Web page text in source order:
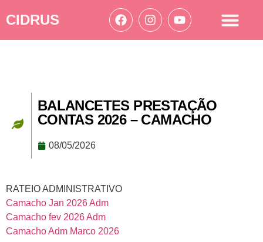
CIDRUS
BALANCETES PRESTAÇÃO
CONTAS 2026 – CAMACHO
08/05/2026
RATEIO ADMINISTRATIVO
Camacho Jan 2026 Adm
Camacho fev 2026 Adm
Camacho Adm Marco 2026